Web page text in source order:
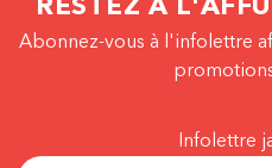
RESTEZ À
Abonnez-vous à l'infolettre
Infolettre